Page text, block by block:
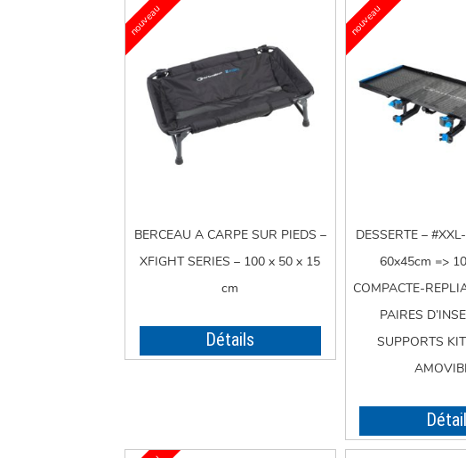
BERCEAU A CARPE SUR PIEDS –
XFIGHT SERIES – 100 x 50 x 15
cm
Détails
DESSERTE –
60x45cm =>
COMPACTE-
PAIRES
SUPPORTS